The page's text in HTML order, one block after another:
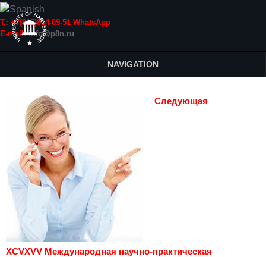
Т.: +7(915)814-09-51 WhatsApp
E-mail:info@p8n.ru
NAVIGATION
Следующая
XCVXVV Международная научно-практическая